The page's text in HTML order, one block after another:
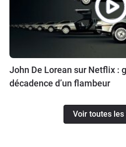
John De Lorean sur Netflix :
décadence d’un flambeur
Voir toutes les